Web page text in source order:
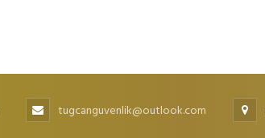
tugcanguvenlik@outlook.com